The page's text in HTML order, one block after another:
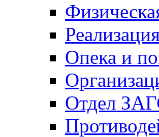
Опека и
Отдел